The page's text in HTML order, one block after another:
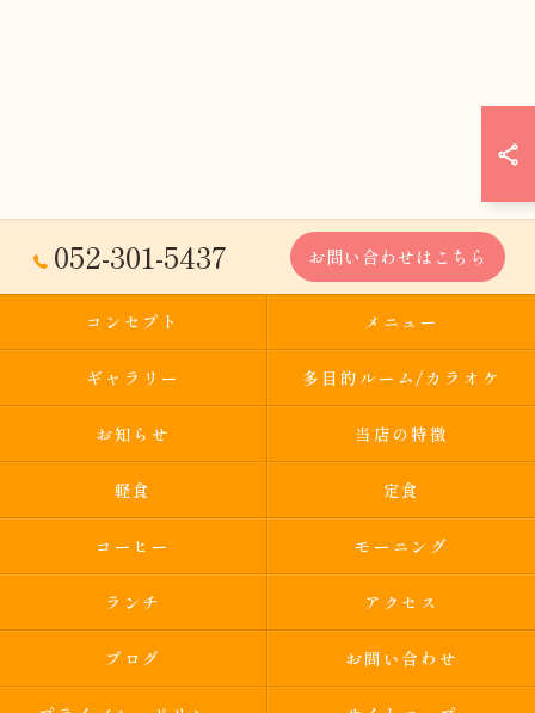
052-301-5437 お問い合わせはこちら
コンセプト メニュー
ギャラリー 多目的ルーム/カラオケ
お知らせ 当店の特徴
軽食 定食
コーヒー モーニング
ランチ アクセス
ブログ お問い合わせ